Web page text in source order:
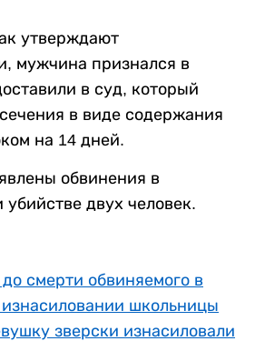
утверждают
мужчина признался в
в суд, который
в виде содержания
на 14 дней.
обвинения в
двух человек.
смерти обвиняемого в
школьницы
зверски изнасиловали